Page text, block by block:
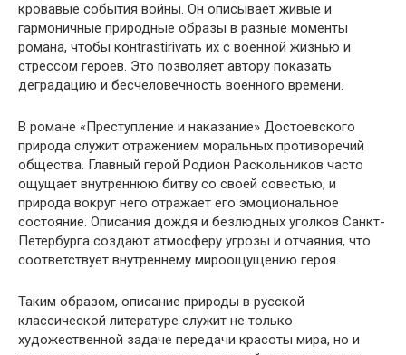
кровавые события войны. Он описывает живые и
гармоничные природные образы в разные моменты
романа, чтобы конtrastirivать их с военной жизнью и
стрессом героев. Это позволяет автору показать
деградацию и бесчеловечность военного времени.
В романе «Преступление и наказание» Достоевского
природа служит отражением моральных противоречий
общества. Главный герой Родион Раскольников часто
ощущает внутреннюю битву со своей совестью, и
природа вокруг него отражает его эмоциональное
состояние. Описания дождя и безлюдных уголков Санкт-
Петербурга создают атмосферу угрозы и отчаяния, что
соответствует внутреннему мироощущению героя.
Таким образом, описание природы в русской
классической литературе служит не только
художественной задаче передачи красоты мира, но и